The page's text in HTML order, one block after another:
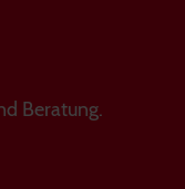
Beratung.